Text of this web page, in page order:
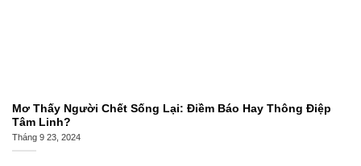
Mơ Thấy Người Chết Sống Lại: Điềm Báo Hay Thông Điệp
Tâm Linh?
Tháng 9 23, 2024